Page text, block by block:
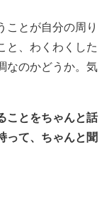
ことが自分の周り
と、わくわくした
なのかどうか。気
ことをちゃんと話
って、ちゃんと聞